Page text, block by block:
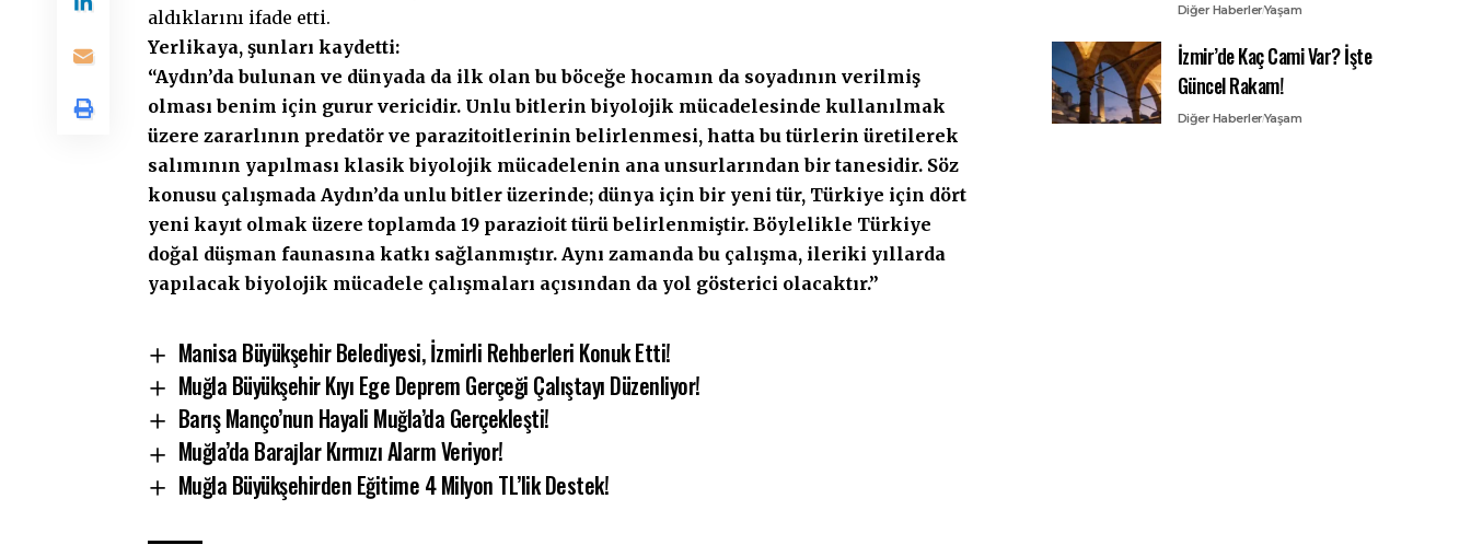
aldıklarını ifade etti.
Yerlikaya, şunları kaydetti:
“Aydın’da bulunan ve dünyada da ilk olan bu böceğe hocamın da soyadının verilmiş
olması benim için gurur vericidir. Unlu bitlerin biyolojik mücadelesinde kullanılmak
üzere zararlının predatör ve parazitoitlerinin belirlenmesi, hatta bu türlerin üretilerek
salımının yapılması klasik biyolojik mücadelenin ana unsurlarından bir tanesidir. Söz
konusu çalışmada Aydın’da unlu bitler üzerinde; dünya için bir yeni tür, Türkiye için dört
yeni kayıt olmak üzere toplamda 19 parazioit türü belirlenmiştir. Böylelikle Türkiye
doğal düşman faunasına katkı sağlanmıştır. Aynı zamanda bu çalışma, ileriki yıllarda
yapılacak biyolojik mücadele çalışmaları açısından da yol gösterici olacaktır.”
Manisa Büyükşehir Belediyesi, İzmirli Rehberleri Konuk Etti!
Muğla Büyükşehir Kıyı Ege Deprem Gerçeği Çalıştayı Düzenliyor!
Barış Manço’nun Hayali Muğla’da Gerçekleşti!
Muğla’da Barajlar Kırmızı Alarm Veriyor!
Muğla Büyükşehirden Eğitime 4 Milyon TL’lik Destek!
Diğer HaberlerYaşam
İzmir’de Kaç Cami Var? İşte
Güncel Rakam!
Diğer HaberlerYaşam